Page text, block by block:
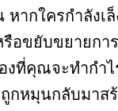
ากใครกำลังเ
อขยับขยายกา
งที่คุณจะทำกำไ
กหมุนกลับมาส